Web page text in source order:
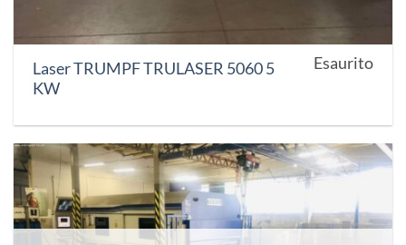
Laser TRUMPF TRULASER 5060 5
KW
Esaurito